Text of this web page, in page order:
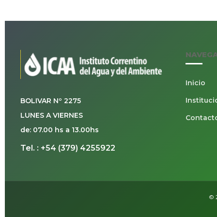
BOLIVAR Nº 2275
LUNES A VIERNES
de: 07.00 hs a 13.00hs
Tel. : +54 (379) 4255922
Inicio
©